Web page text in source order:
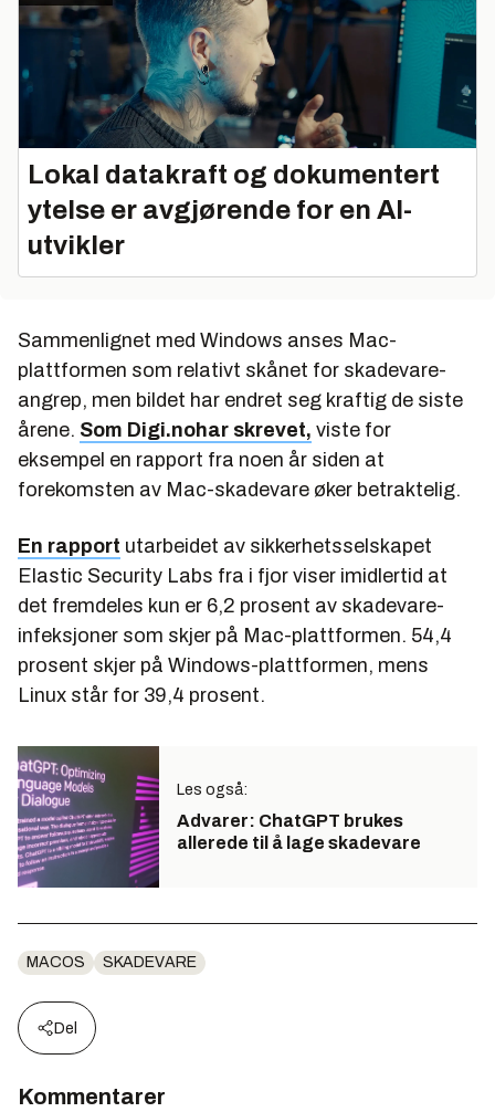
Lokal datakraft og dokumentert
ytelse er avgjørende for en AI-
utvikler
Sammenlignet med Windows anses Mac-
plattformen som relativt skånet for skadevare-
angrep, men bildet har endret seg kraftig de siste
årene. Som Digi.nohar skrevet, viste for
eksempel en rapport fra noen år siden at
forekomsten av Mac-skadevare øker betraktelig.
En rapport utarbeidet av sikkerhetsselskapet
Elastic Security Labs fra i fjor viser imidlertid at
det fremdeles kun er 6,2 prosent av skadevare-
infeksjoner som skjer på Mac-plattformen. 54,4
prosent skjer på Windows-plattformen, mens
Linux står for 39,4 prosent.
Les også:
Advarer: ChatGPT brukes
allerede til å lage skadevare
MACOS SKADEVARE
Del
Kommentarer